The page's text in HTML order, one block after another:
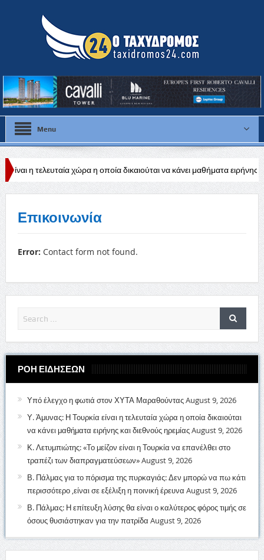
Menu
χώρα η οποία δικαιούται να κάνει μαθήματα ειρήνης και διεθνούς
βιομηχανίας
Επικοινωνία
Error: Contact form not found.
ΡΟΗ ΕΙΔΗΣΕΩΝ
Υπό έλεγχο η φωτιά στον ΧΥΤΑ ΜαραθούνταςAugust 9, 2026
Υ. Άμυνας: Η Τουρκία είναι η τελευταία χώρα η οποία δικαιούται
να κάνει μαθήματα ειρήνης και διεθνούς ηρεμίαςAugust 9, 2026
Κ. Λετυμπιώτης: «Το μείζον είναι η Τουρκία να επανέλθει στο
τραπέζι των διαπραγματεύσεων»August 9, 2026
Β. Πάλμας για το πόρισμα της πυρκαγιάς: Δεν μπορώ να πω κάτι
περισσότερο ,είναι σε εξέλιξη η ποινική έρευνα August 9, 2026
Β. Πάλμας: Η επίτευξη λύσης θα είναι ο καλύτερος φόρος τιμής σε
όσους θυσιάστηκαν για την πατρίδα August 9, 2026